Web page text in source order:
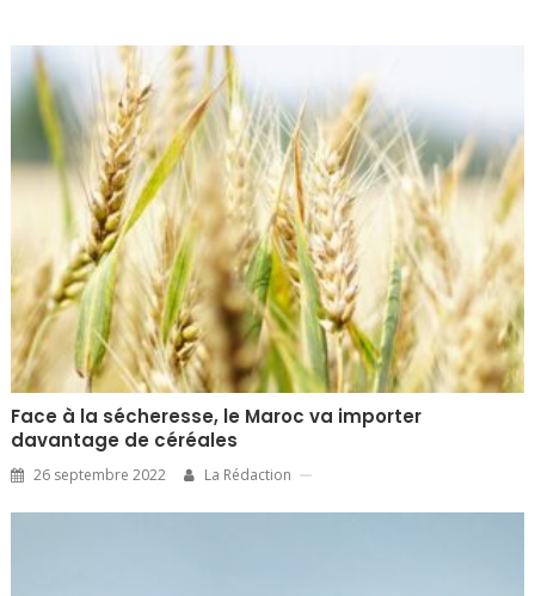
Face à la sécheresse, le Maroc va importer
davantage de céréales
26 septembre 2022 La Rédaction